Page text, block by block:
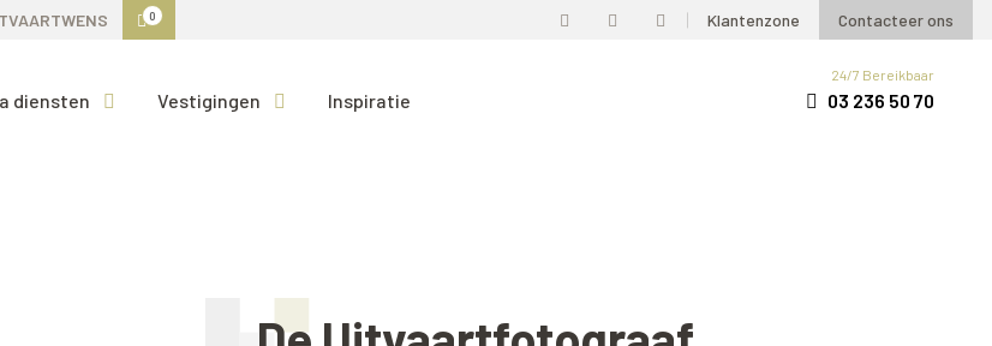
0 Klantenzone Contacteer ons
diensten Vestigingen Inspiratie
24/7 Bereikbaar
03 236 50 70